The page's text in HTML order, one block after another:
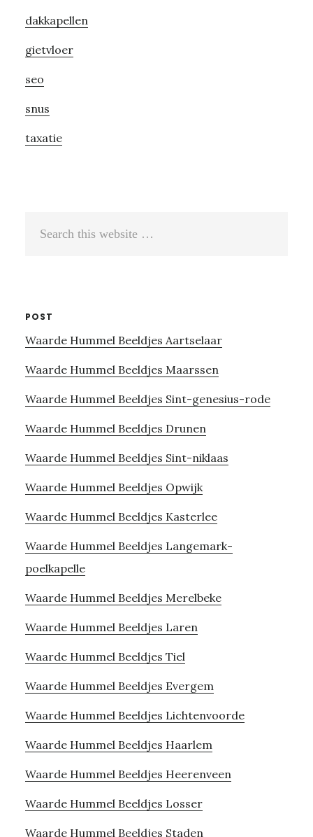
dakkapellen
gietvloer
seo
snus
taxatie
POST
Waarde Hummel Beeldjes Aartselaar
Waarde Hummel Beeldjes Maarssen
Waarde Hummel Beeldjes Sint-genesius-rode
Waarde Hummel Beeldjes Drunen
Waarde Hummel Beeldjes Sint-niklaas
Waarde Hummel Beeldjes Opwijk
Waarde Hummel Beeldjes Kasterlee
Waarde Hummel Beeldjes Langemark-
poelkapelle
Waarde Hummel Beeldjes Merelbeke
Waarde Hummel Beeldjes Laren
Waarde Hummel Beeldjes Tiel
Waarde Hummel Beeldjes Evergem
Waarde Hummel Beeldjes Lichtenvoorde
Waarde Hummel Beeldjes Haarlem
Waarde Hummel Beeldjes Heerenveen
Waarde Hummel Beeldjes Losser
Waarde Hummel Beeldjes Staden